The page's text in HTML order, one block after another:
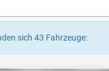
sich 43 Fahrzeuge: